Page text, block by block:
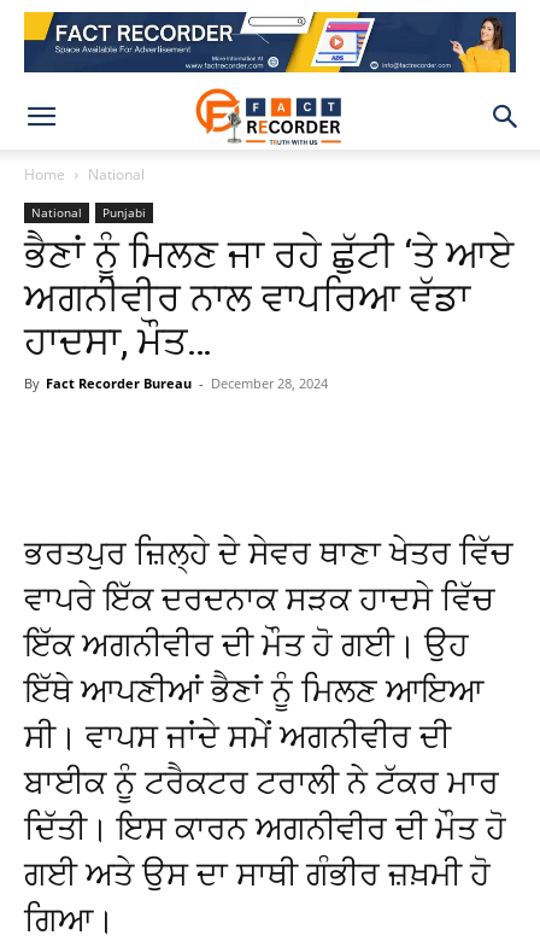
Home National
National Punjabi
ਭੈਣਾਂ ਨੂੰ ਮਿਲਣ ਜਾ ਰਹੇ ਛੁੱਟੀ ‘ਤੇ ਆਏ
ਅਗਨੀਵੀਰ ਨਾਲ ਵਾਪਰਿਆ ਵੱਡਾ
ਹਾਦਸਾ, ਮੌਤ…
By Fact Recorder Bureau - December 28, 2024
ਭਰਤਪੁਰ ਜ਼ਿਲ੍ਹੇ ਦੇ ਸੇਵਰ ਥਾਣਾ ਖੇਤਰ ਵਿੱਚ
ਵਾਪਰੇ ਇੱਕ ਦਰਦਨਾਕ ਸੜਕ ਹਾਦਸੇ ਵਿੱਚ
ਇੱਕ ਅਗਨੀਵੀਰ ਦੀ ਮੌਤ ਹੋ ਗਈ। ਉਹ
ਇੱਥੇ ਆਪਣੀਆਂ ਭੈਣਾਂ ਨੂੰ ਮਿਲਣ ਆਇਆ
ਸੀ। ਵਾਪਸ ਜਾਂਦੇ ਸਮੇਂ ਅਗਨੀਵੀਰ ਦੀ
ਬਾਈਕ ਨੂੰ ਟਰੈਕਟਰ ਟਰਾਲੀ ਨੇ ਟੱਕਰ ਮਾਰ
ਦਿੱਤੀ। ਇਸ ਕਾਰਨ ਅਗਨੀਵੀਰ ਦੀ ਮੌਤ ਹੋ
ਗਈ ਅਤੇ ਉਸ ਦਾ ਸਾਥੀ ਗੰਭੀਰ ਜ਼ਖ਼ਮੀ ਹੋ
ਗਿਆ।